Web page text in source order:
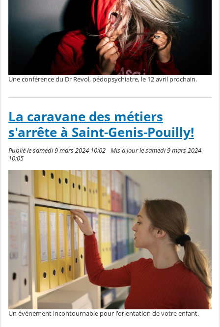
Une conférence du Dr Revol, pédopsychiatre, le 12 avril prochain.
La caravane des métiers
s'arrête à Saint-Genis-Pouilly!
Publié le samedi 9 mars 2024 10:02 - Mis à jour le samedi 9 mars 2024
10:05
Un événement incontournable pour l'orientation de votre enfant.